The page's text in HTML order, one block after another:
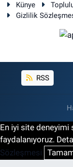
Künye
Gizlilik
RSS
En iyi site
faydalanıyoruz.
Sözleşmesi